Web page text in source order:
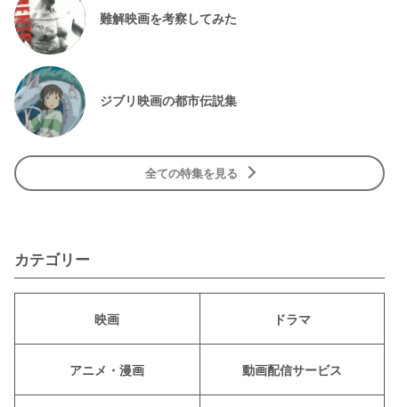
難解映画を考察してみた
ジブリ映画の都市伝説集
全ての特集を見る
カテゴリー
映画 ドラマ
アニメ・漫画 動画配信サービス